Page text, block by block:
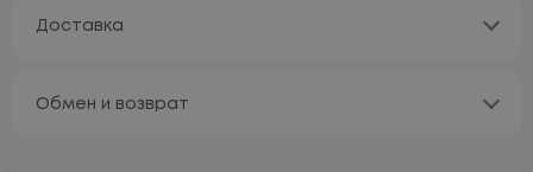
Доставка
Обмен и возврат